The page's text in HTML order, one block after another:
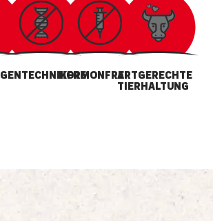
GENTECHNIKFREIHORMONFREIARTGERECHTE
TIERHALTUNG